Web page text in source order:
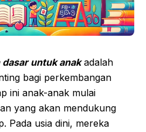
untuk anakadalah
bagi perkembangan
ini anak-anak mulai
yang akan mendukung
Pada usia dini, mereka